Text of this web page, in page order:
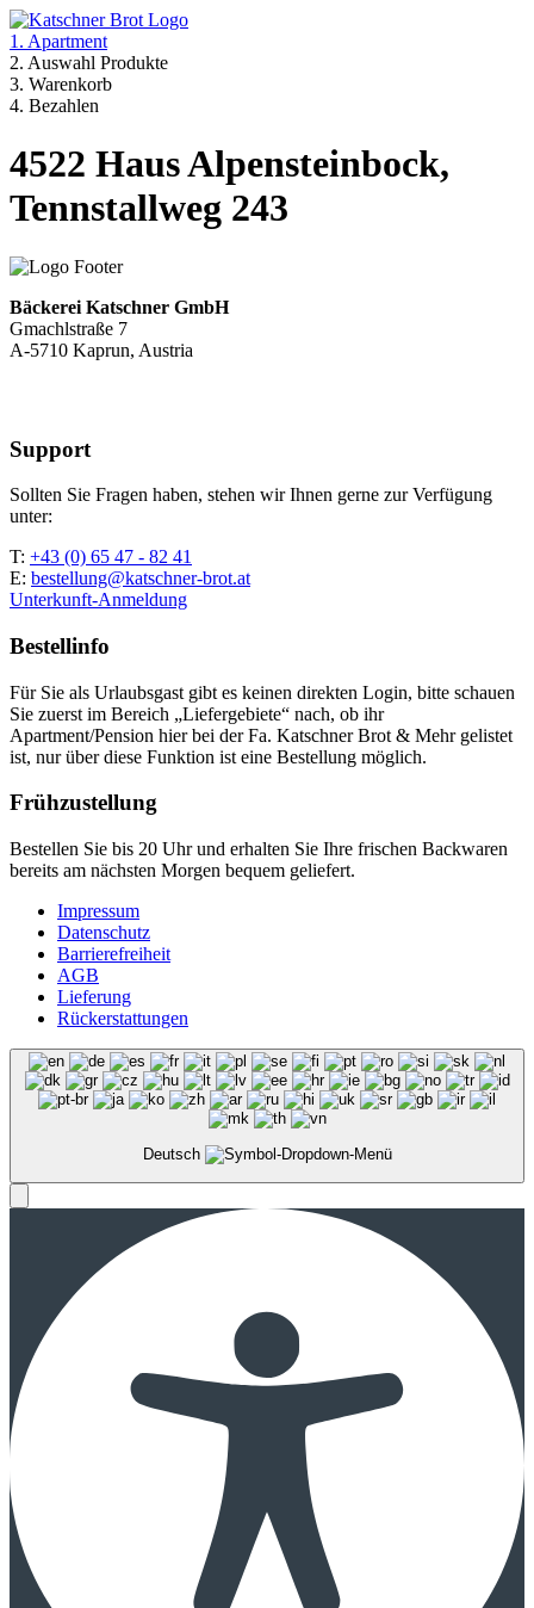
1. Apartment
2. Auswahl Produkte
3. Warenkorb
4. Bezahlen
4522 Haus Alpensteinbock,
Tennstallweg 243
Bäckerei Katschner GmbH
Gmachlstraße 7
A-5710 Kaprun, Austria
Support
Sollten Sie Fragen haben, stehen wir Ihnen gerne zur Verfügung
unter:
T: +43 (0) 65 47 - 82 41
E: bestellung@katschner-brot.at
Unterkunft-Anmeldung
Bestellinfo
Für Sie als Urlaubsgast gibt es keinen direkten Login, bitte schauen
Sie zuerst im Bereich „Liefergebiete“ nach, ob ihr
Apartment/Pension hier bei der Fa. Katschner Brot & Mehr gelistet
ist, nur über diese Funktion ist eine Bestellung möglich.
Frühzustellung
Bestellen Sie bis 20 Uhr und erhalten Sie Ihre frischen Backwaren
bereits am nächsten Morgen bequem geliefert.
Impressum
Datenschutz
Barrierefreiheit
AGB
Lieferung
Rückerstattungen
Deutsch